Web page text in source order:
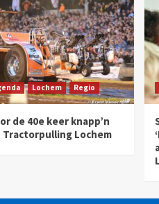
Lochem Regio
de 40e keer knapp’n
Tractorpulling Lochem